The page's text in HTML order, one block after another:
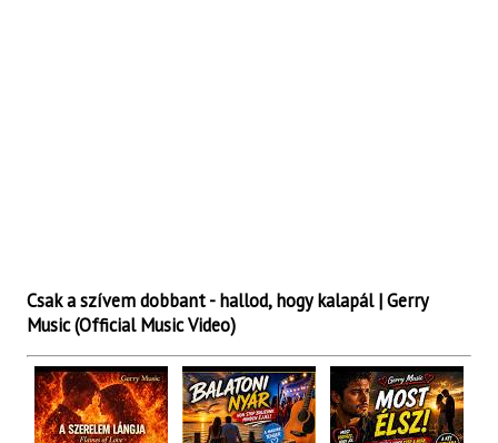
Csak a szívem dobbant - hallod, hogy kalapál | Gerry
Music (Official Music Video)